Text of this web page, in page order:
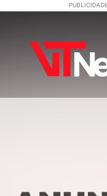
PUBLICIDADE